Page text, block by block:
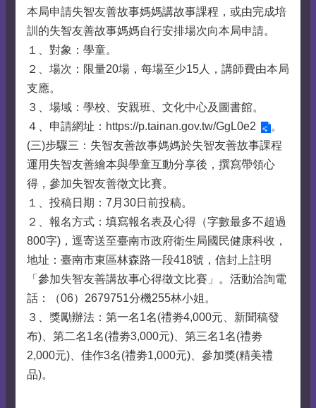
本局申請失智友善故事媽媽講故事課程，或由完成培
訓的失智友善故事媽媽自行安排場次向本局申請。
１、對象：學童。
２、場次：限量20場，每場至少15人，講師費由本局
支應。
３、場域：學校、安親班、文化中心及圖書館。
４、申請網址： https://p.tainan.gov.tw/GgL0e2
。
(三)步驟三：失智友善故事媽媽於失智友善故事課程
運用失智友善繪本與學童互動分享後，撰寫帶領心
得，參加失智友善徵文比賽。
１、投稿日期：7月30日前投稿。
２、報名方式：填寫報名表及心得（字數最多不超過
800字)，逕寄送至臺南市政府衛生局國民健康科收，
地址：臺南市東區林森路一段418號，信封上註明
「參加失智友善講故事心得徵文比賽」。活動洽詢電
話：（06）2679751分機255林小姐。
３、獎勵辦法：第一名1名(禮劵4,000元、新聞稿發
布)、第二名1名(禮劵3,000元)、第三名1名(禮劵
2,000元)、佳作3名(禮劵1,000元)、參加獎(精美禮
品)。